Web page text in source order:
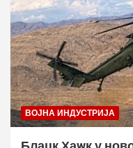
ВОЈНА ИНДУСТРИЈА